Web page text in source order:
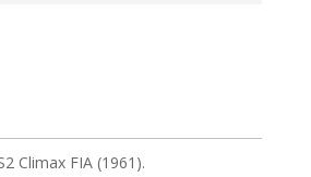
Climax FIA (1961).